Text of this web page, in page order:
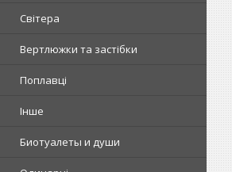
Світера
Вертлюжки та застібки
Поплавці
Інше
Биотуалеты и души